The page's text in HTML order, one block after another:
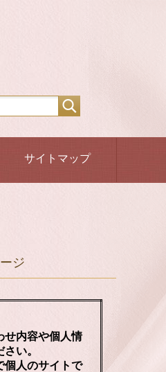
サイトマップ
ジ
せ内容や個人情
い。
個人のサイトで